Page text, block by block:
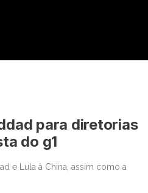
para diretorias
do g1
e Lula à China, assim como a